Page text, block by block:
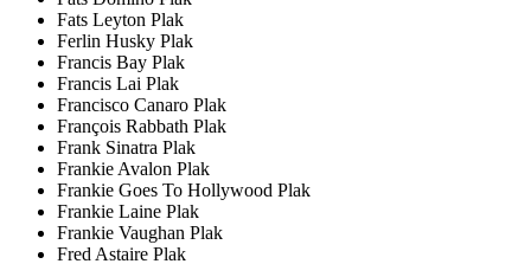
Fats Leyton Plak
Ferlin Husky Plak
Francis Bay Plak
Francis Lai Plak
Francisco Canaro Plak
François Rabbath Plak
Frank Sinatra Plak
Frankie Avalon Plak
Frankie Goes To Hollywood Plak
Frankie Laine Plak
Frankie Vaughan Plak
Fred Astaire Plak